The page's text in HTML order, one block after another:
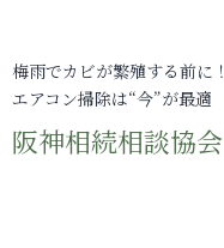
梅雨でカビが繁殖する前に！
エアコン掃除は“今”が最適
阪神相続相談協会